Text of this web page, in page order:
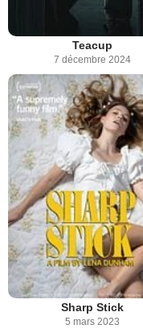
Teacup
7 décembre 2024
Sharp Stick
5 mars 2023